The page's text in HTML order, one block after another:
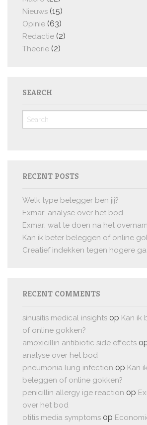
Nieuws (15)
Opinie (63)
Redactie (2)
Theorie (2)
SEARCH
RECENT POSTS
Welk type belegger ben jij?
Exmar: analyse over het bod
Exmar: wat te doen na het
Kan ik beter beleggen of online
Creatief indekken tegen hogere
RECENT COMMENTS
sinusitis medical insights op Kan ik
of online gokken?
amoxicillin antibiotic side effects
analyse over het bod
pneumonia lung infection op Kan
beleggen of online gokken?
penicillin allergy ige reaction op
over het bod
otitis media symptoms op